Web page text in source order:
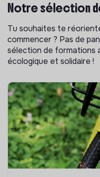
Notre sélection
Tu souhaites te
commencer ? Pas de
sélection de formations
écologique et solidaire !